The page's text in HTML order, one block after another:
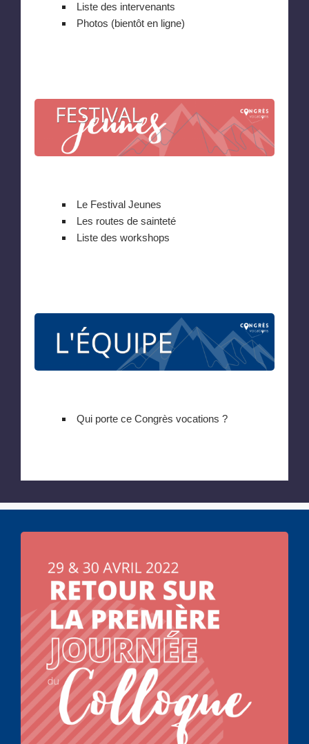
Liste des intervenants
Photos (bientôt en ligne)
Le Festival Jeunes
Les routes de sainteté
Liste des workshops
Qui porte ce Congrès vocations ?